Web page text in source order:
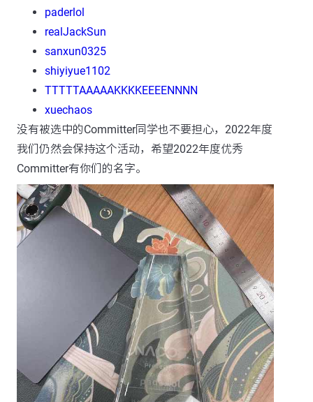
paderlol
realJackSun
sanxun0325
shiyiyue1102
TTTTTAAAAAKKKKEEEENNNN
xuechaos
没有被选中的Committer同学也不要担心，2022年度
我们仍然会保持这个活动，希望2022年度优秀
Committer有你们的名字。